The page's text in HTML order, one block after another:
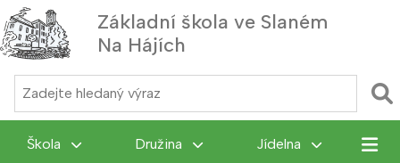
Základní škola ve Slaném
Na Hájích
Škola Družina Jídelna